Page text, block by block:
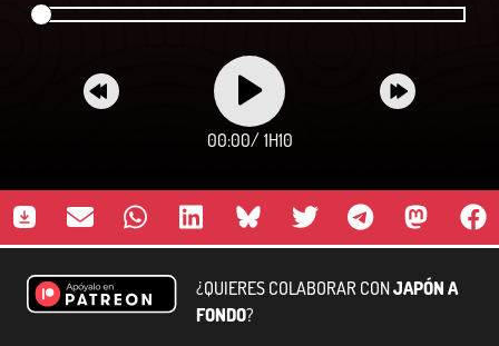
00:00/ 1H10
¿QUIERES COLABORAR CONJAPÓN A
FONDO?